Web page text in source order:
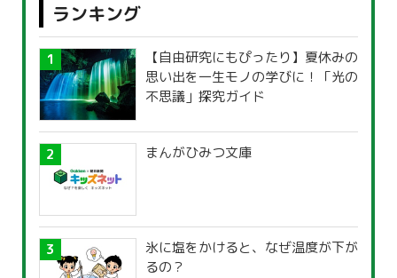
ランキング
【自由研究にもぴったり】夏休みの
思い出を一生モノの学びに！「光の
不思議」探究ガイド
まんがひみつ文庫
氷に塩をかけると、なぜ温度が下が
るの？